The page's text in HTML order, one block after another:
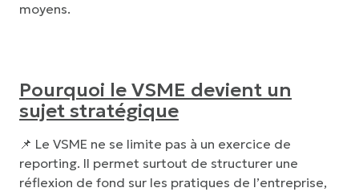
moyens.
Pourquoi le VSME devient un
sujet stratégique
📌 Le VSME ne se limite pas à un exercice de
reporting. Il permet surtout de structurer une
réflexion de fond sur les pratiques de l’entreprise,